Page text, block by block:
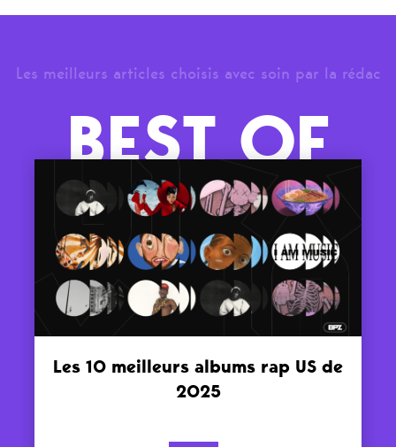
Les meilleurs articles choisis avec soin par la rédac
BEST OF
Les 10 meilleurs albums rap US de
2025